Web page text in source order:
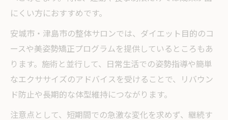
にくい方におすすめです。
安城市・津島市の整体サロンでは、ダイエット目的のコ
ースや美姿勢矯正プログラムを提供しているところもあ
ります。施術と並行して、日常生活での姿勢指導や簡単
なエクササイズのアドバイスを受けることで、リバウン
ド防止や長期的な体型維持につながります。
注意点として、短期間での急激な変化を求めず、継続す